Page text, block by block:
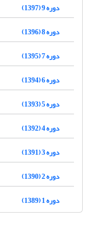
دوره 9 (1397)
دوره 8 (1396)
دوره 7 (1395)
دوره 6 (1394)
دوره 5 (1393)
دوره 4 (1392)
دوره 3 (1391)
دوره 2 (1390)
دوره 1 (1389)